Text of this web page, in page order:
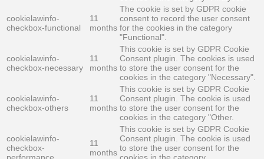
cookielawinfo-
checkbox-functional
11
months
The cookie is set by GDPR cookie
consent to record the user consent
for the cookies in the category
"Functional".
cookielawinfo-
checkbox-necessary
11
months
This cookie is set by GDPR Cookie
Consent plugin. The cookies is used
to store the user consent for the
cookies in the category "Necessary".
cookielawinfo-
checkbox-others
11
months
This cookie is set by GDPR Cookie
Consent plugin. The cookie is used
to store the user consent for the
cookies in the category "Other.
cookielawinfo-
checkbox-
performance
11
months
This cookie is set by GDPR Cookie
Consent plugin. The cookie is used
to store the user consent for the
cookies in the category